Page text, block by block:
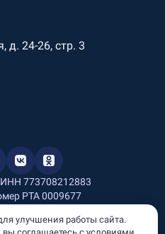
д. 24-26, стр. 3
ИНН 773708212883
РТА 0009677
носит информационный
улучшения работы сайта.